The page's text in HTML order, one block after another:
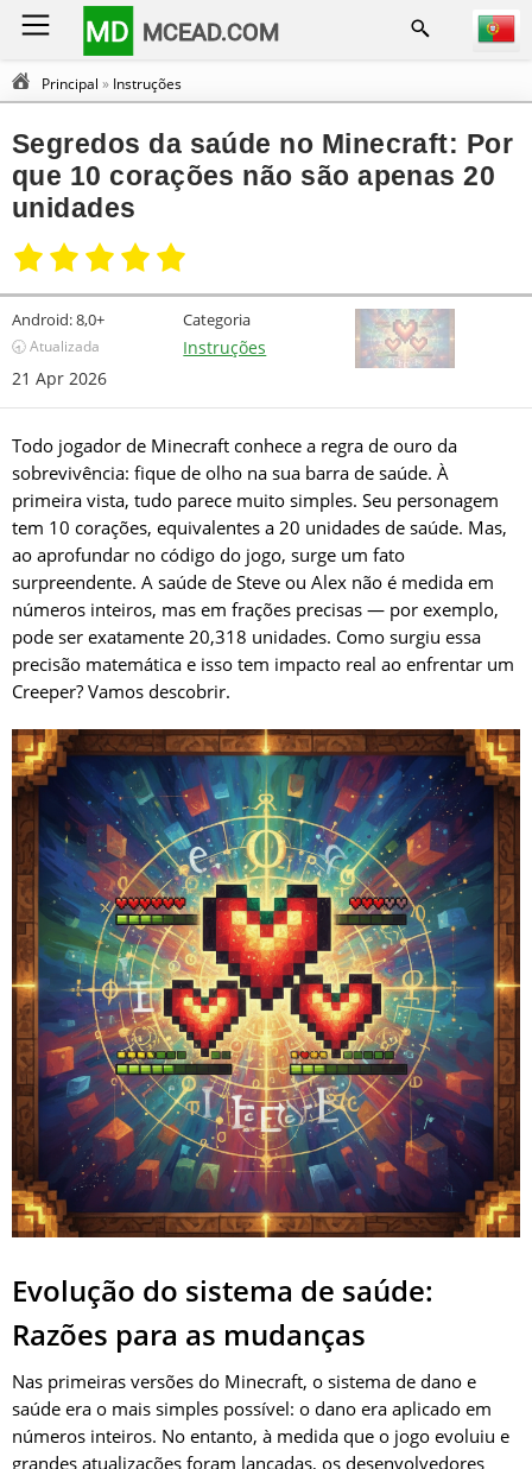
MD MCEAD.COM
Principal » Instruções
Segredos da saúde no Minecraft: Por
que 10 corações não são apenas 20
unidades
Android:8,0+
🕣 Atualizada
21 Apr 2026
Categoria
Instruções
Todo jogador de Minecraft conhece a regra de ouro da
sobrevivência: fique de olho na sua barra de saúde. À
primeira vista, tudo parece muito simples. Seu personagem
tem 10 corações, equivalentes a 20 unidades de saúde. Mas,
ao aprofundar no código do jogo, surge um fato
surpreendente. A saúde de Steve ou Alex não é medida em
números inteiros, mas em frações precisas — por exemplo,
pode ser exatamente 20,318 unidades. Como surgiu essa
precisão matemática e isso tem impacto real ao enfrentar um
Creeper? Vamos descobrir.
Evolução do sistema de saúde:
Razões para as mudanças
Nas primeiras versões do Minecraft, o sistema de dano e
saúde era o mais simples possível: o dano era aplicado em
números inteiros. No entanto, à medida que o jogo evoluiu e
grandes atualizações foram lançadas, os desenvolvedores